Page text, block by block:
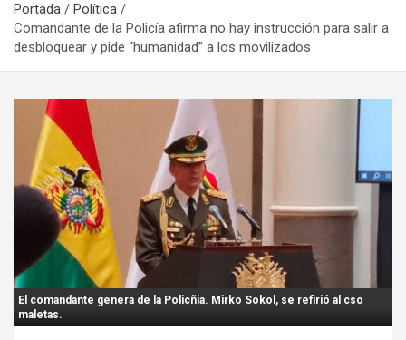
e
r
t
m
e
n
Portada
Política
Comandante de la Policía afirma no hay instrucción para salir a
desbloquear y pide “humanidad” a los movilizados
El comandante genera de la Policñia. Mirko Sokol, se refirió al cso
maletas.